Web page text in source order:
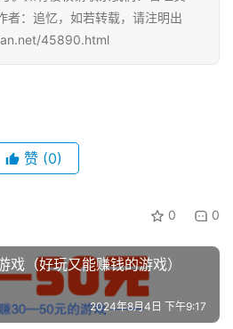
：追忆，如若转载，请注明出
45890.html
赞 (0)
0 0
（好玩又能赚钱的游戏）
2024年8月4日 下午9:17